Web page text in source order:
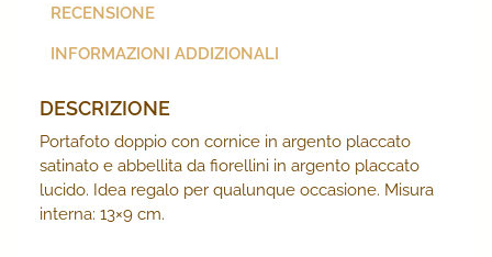
RECENSIONE
INFORMAZIONI ADDIZIONALI
DESCRIZIONE
Portafoto doppio con cornice in argento placcato
satinato e abbellita da fiorellini in argento placcato
lucido. Idea regalo per qualunque occasione. Misura
interna: 13×9 cm.